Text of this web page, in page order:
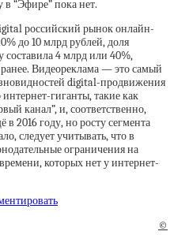
“Эфире” пока нет.
российский рынок онлайн-
до 10 млрд рублей, доля
составила 4 млрд или 40%,
Видеореклама — это самый
digital-продвижения
гиганты, такие как
канал”, и, соответственно,
2016 году, но росту сегмента
следует учитывать, что в
ограничения на
которых нет у интернет-
©